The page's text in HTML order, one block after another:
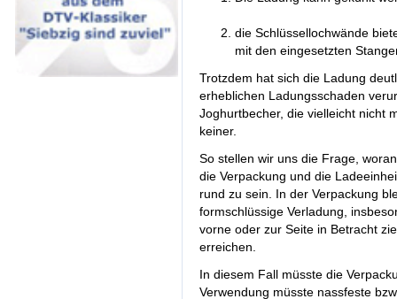
die Schlüssellochwände
mit den eingesetzten
Trotzdem hat sich die Ladung
erheblichen Ladungsschaden
Joghurtbecher, die vielleicht nicht
keiner.
So stellen wir uns die Frage,
die Verpackung und die
rund zu sein. In der Verpackung
formschlüssige Verladung,
vorne oder zur Seite in Betracht
erreichen.
In diesem Fall müsste die
Verwendung müsste nassfeste